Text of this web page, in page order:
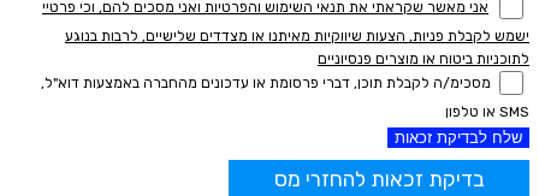
אני מאשר שקראתי את תנאי השימוש והפרטיות ואני מסכים להם, וכי פרטיי
ישמש לקבלת פניות, הצעות שיווקיות מאיתנו או מצדדים שלישיים, לרבות בנוגע
לתוכניות ביטוח או מוצרים פנסיוניים
מסכימ/ה לקבלת תוכן, דברי פרסומת או עדכונים מהחברה באמצעות דוא"ל,
SMS או טלפון
שלח לבדיקת זכאות
בדיקת זכאות להחזרי מס